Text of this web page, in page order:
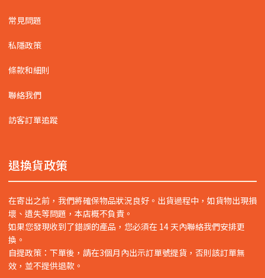
常見問題
私隱政策
條款和細則
聯絡我們
訪客訂單追蹤
退換貨政策
在寄出之前，我們將確保物品狀況良好。出貨過程中，如貨物出現損
壞、遺失等問題，本店概不負責。
如果您發現收到了錯誤的產品，您必須在 14 天內聯絡我們安排更
換。
自提政策：下單後，請在3個月內出示訂單號提貨，否則該訂單無
效，並不提供退款。